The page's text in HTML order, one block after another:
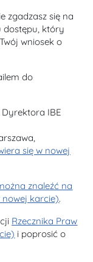
zgadzasz się na
dostępu, który
wniosek o
do
IBE
się w nowej
znaleźć na
karcie).
Rzecznika Praw
i poprosić o